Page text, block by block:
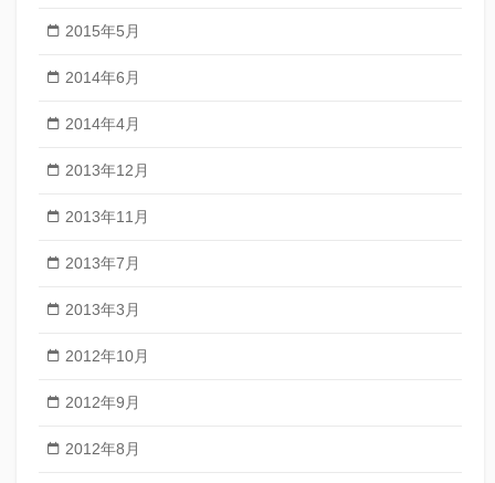
2015年5月
2014年6月
2014年4月
2013年12月
2013年11月
2013年7月
2013年3月
2012年10月
2012年9月
2012年8月